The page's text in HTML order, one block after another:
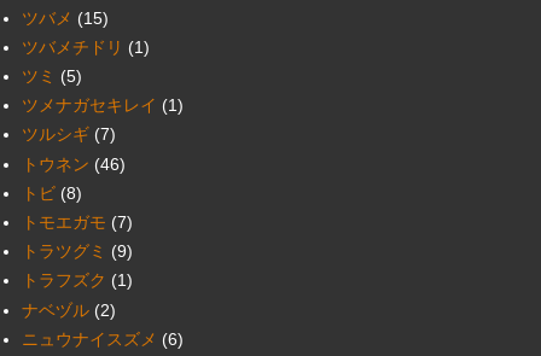
ツバメ (15)
ツバメチドリ (1)
ツミ (5)
ツメナガセキレイ (1)
ツルシギ (7)
トウネン (46)
トビ (8)
トモエガモ (7)
トラツグミ (9)
トラフズク (1)
ナベヅル (2)
ニュウナイスズメ (6)